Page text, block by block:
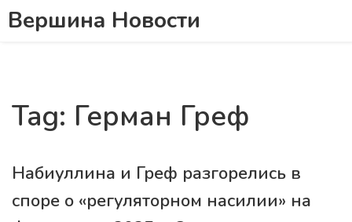
Вершина Новости
Tag: Герман Греф
Набиуллина и Греф разгорелись в
споре о «регуляторном насилии» на